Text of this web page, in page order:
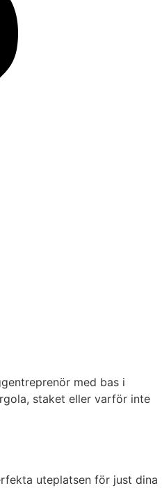
med bas i
staket eller varför inte
uteplatsen för just dina